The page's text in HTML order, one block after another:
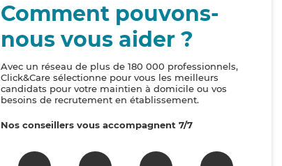
Comment pouvons-
nous vous aider ?
Avec un réseau de plus de 180 000 professionnels,
Click&Care sélectionne pour vous les meilleurs
candidats pour votre maintien à domicile ou vos
besoins de recrutement en établissement.
Nos conseillers vous accompagnent 7/7